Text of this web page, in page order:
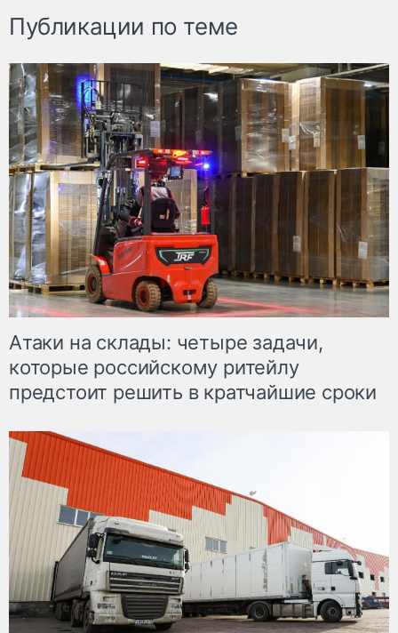
Публикации по теме
Атаки на склады: четыре задачи,
которые российскому ритейлу
предстоит решить в кратчайшие сроки